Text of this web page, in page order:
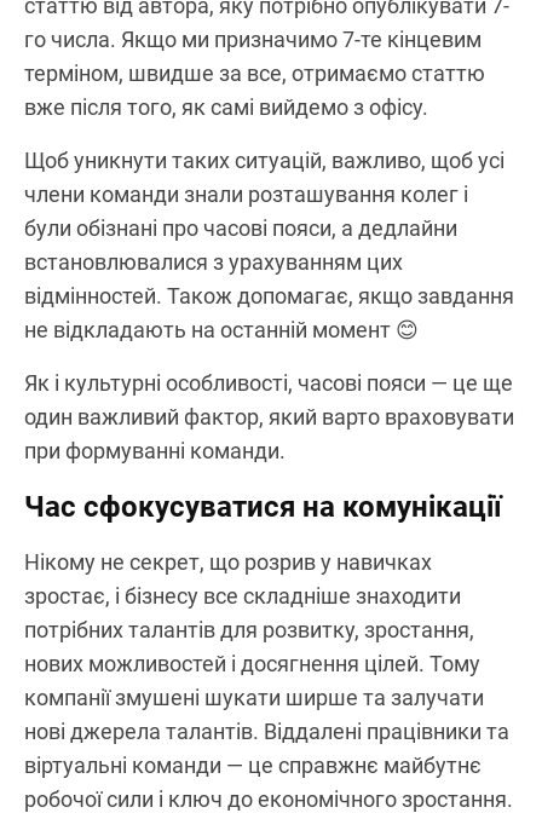
статтю від автора, яку потрібно опублікувати 7-
го числа. Якщо ми призначимо 7-те кінцевим
терміном, швидше за все, отримаємо статтю
вже після того, як самі вийдемо з офісу.
Щоб уникнути таких ситуацій, важливо, щоб усі
члени команди знали розташування колег і
були обізнані про часові пояси, а дедлайни
встановлювалися з урахуванням цих
відмінностей. Також допомагає, якщо завдання
не відкладають на останній момент 😊
Як і культурні особливості, часові пояси — це ще
один важливий фактор, який варто враховувати
при формуванні команди.
Час сфокусуватися на комунікації
Нікому не секрет, що розрив у навичках
зростає, і бізнесу все складніше знаходити
потрібних талантів для розвитку, зростання,
нових можливостей і досягнення цілей. Тому
компанії змушені шукати ширше та залучати
нові джерела талантів. Віддалені працівники та
віртуальні команди — це справжнє майбутнє
робочої сили і ключ до економічного зростання.